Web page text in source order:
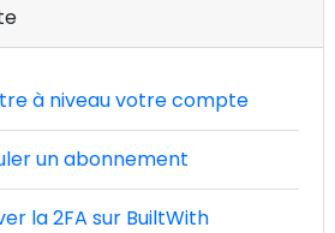
à niveau votre compte
un abonnement
la 2FA sur BuiltWith